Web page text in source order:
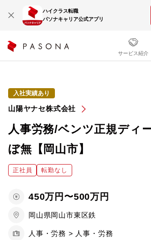
ハイクラス転職
パソナキャリア公式アプリ
サービス紹介
入社実績あり
山陽ヤナセ株式会社
人事労務/ベンツ正規ディ
ぼ無【岡山市】
正社員 転勤なし
450万円〜500万円
岡山県岡山市東区鉄
人事・労務 > 人事・労務